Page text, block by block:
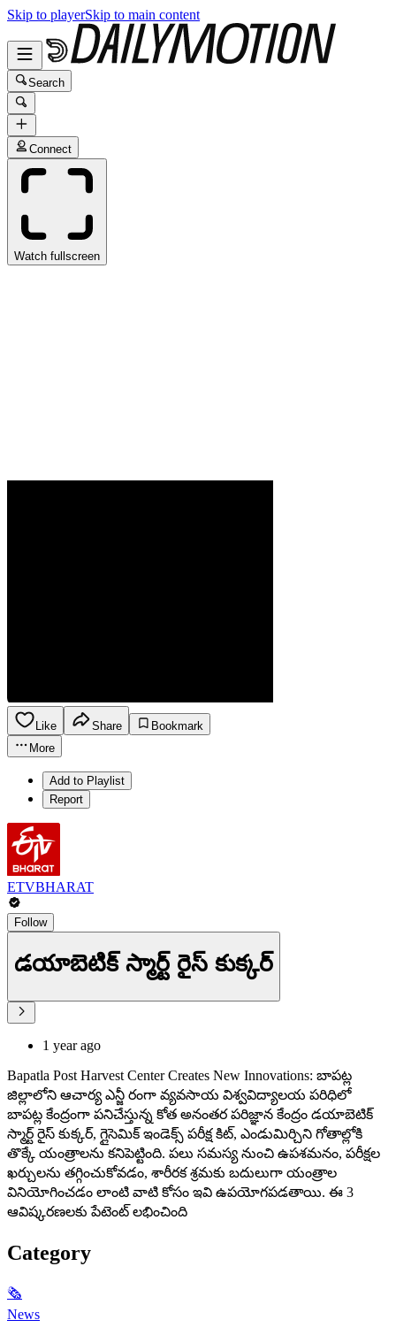
Skip to playerSkip to main content
Search
Connect
Watch fullscreen
Like Share
Bookmark
More
Add to Playlist
Report
ETVBHARAT
Follow
డయాబెటిక్‌ స్మార్ట్‌ రైస్‌ కుక్కర్‌
1 year ago
Bapatla Post Harvest Center Creates New Innovations: బాపట్ల
జిల్లాలోని ఆచార్య ఎన్జీ రంగా వ్యవసాయ విశ్వవిద్యాలయ పరిధిలో
బాపట్ల కేంద్రంగా పనిచేస్తున్న కోత అనంతర పరిజ్ఞాన కేంద్రం డయాబెటిక్‌
స్మార్ట్‌ రైస్‌ కుక్కర్, గ్లైసెమిక్‌ ఇండెక్స్‌ పరీక్ష కిట్, ఎండుమిర్చిని గోతాల్లోకి
తొక్కే యంత్రాలను కనిపెట్టింది. పలు సమస్య నుంచి ఉపశమనం, పరీక్షల
ఖర్చులను తగ్గించుకోవడం, శారీరక శ్రమకు బదులుగా యంత్రాల
వినియోగించడం లాంటి వాటి కోసం ఇవి ఉపయోగపడతాయి. ఈ 3
ఆవిష్కరణలకు పేటెంట్‌ లభించింది
Category
🗞
News